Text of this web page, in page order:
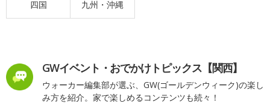
四国 九州・沖縄
GWイベント・おでかけトピックス【関西】
ウォーカー編集部が選ぶ、GW(ゴールデンウィーク)の楽し
み方を紹介。家で楽しめるコンテンツも続々！